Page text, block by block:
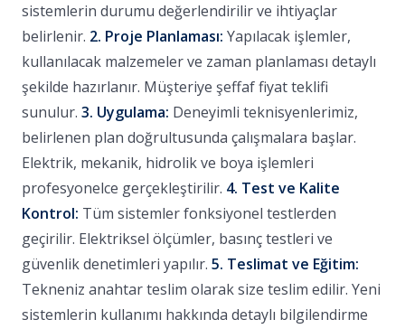
sistemlerin durumu değerlendirilir ve ihtiyaçlar
belirlenir. 2. Proje Planlaması: Yapılacak işlemler,
kullanılacak malzemeler ve zaman planlaması detaylı
şekilde hazırlanır. Müşteriye şeffaf fiyat teklifi
sunulur. 3. Uygulama: Deneyimli teknisyenlerimiz,
belirlenen plan doğrultusunda çalışmalara başlar.
Elektrik, mekanik, hidrolik ve boya işlemleri
profesyonelce gerçekleştirilir. 4. Test ve Kalite
Kontrol: Tüm sistemler fonksiyonel testlerden
geçirilir. Elektriksel ölçümler, basınç testleri ve
güvenlik denetimleri yapılır. 5. Teslimat ve Eğitim:
Tekneniz anahtar teslim olarak size teslim edilir. Yeni
sistemlerin kullanımı hakkında detaylı bilgilendirme